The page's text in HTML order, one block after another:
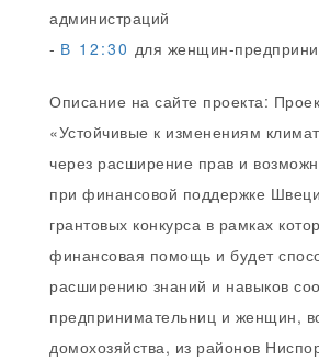
администраций
- В 12:30 для женщин-
Описание на сайте проекта:
«Устойчивые к изменениям
через расширение прав и
при финансовой поддержке
грантовых конкурса в рамках
финансовая помощь и будет
расширению знаний и навыков
предпринимательниц и женщин,
домохозяйства, из районов